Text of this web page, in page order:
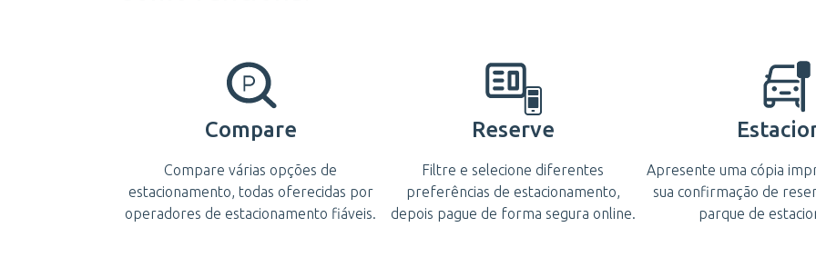
Compare
Compare várias opções de
estacionamento, todas oferecidas por
operadores de estacionamento fiáveis.
Reserve
Filtre e selecione diferentes
preferências de estacionamento,
depois pague de forma segura online.
Apresente uma cópia
sua confirmação de
parque de